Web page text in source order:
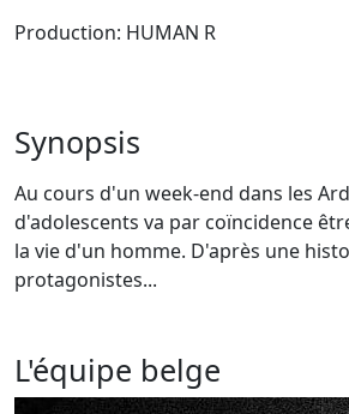
Production: HUMAN R
Synopsis
Au cours d'un week-end dans les
d'adolescents va par coïncidence
la vie d'un homme. D'après une
protagonistes...
L'équipe belge